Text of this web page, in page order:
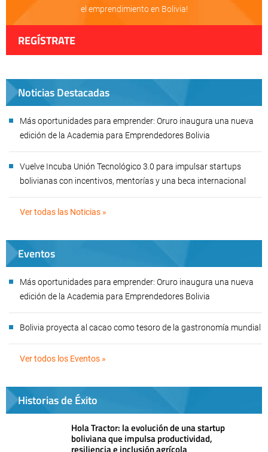
el emprendimiento en Bolivia!
REGÍSTRATE
Noticias Destacadas
Más oportunidades para emprender: Oruro inaugura una nueva
edición de la Academia para Emprendedores Bolivia
Vuelve Incuba Unión Tecnológico 3.0 para impulsar startups
bolivianas con incentivos, mentorías y una beca internacional
Ver todas las Noticias »
Eventos
Más oportunidades para emprender: Oruro inaugura una nueva
edición de la Academia para Emprendedores Bolivia
Bolivia proyecta al cacao como tesoro de la gastronomía mundial
Ver todos los Eventos »
Historias de Éxito
Hola Tractor: la evolución de una startup
boliviana que impulsa productividad,